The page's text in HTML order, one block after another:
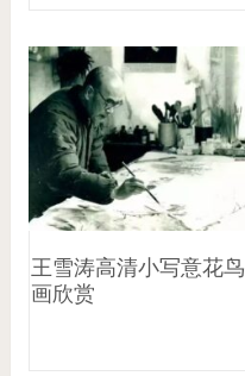
王雪涛高清小写意花鸟
画欣赏